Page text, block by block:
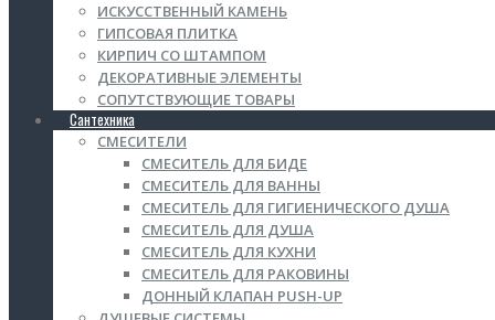
ИСКУССТВЕННЫЙ КАМЕНЬ
ГИПСОВАЯ ПЛИТКА
КИРПИЧ СО ШТАМПОМ
ДЕКОРАТИВНЫЕ ЭЛЕМЕНТЫ
СОПУТСТВУЮЩИЕ ТОВАРЫ
Сантехника
СМЕСИТЕЛИ
СМЕСИТЕЛЬ ДЛЯ БИДЕ
СМЕСИТЕЛЬ ДЛЯ ВАННЫ
СМЕСИТЕЛЬ ДЛЯ ГИГИЕНИЧЕСКОГО ДУША
СМЕСИТЕЛЬ ДЛЯ ДУША
СМЕСИТЕЛЬ ДЛЯ КУХНИ
СМЕСИТЕЛЬ ДЛЯ РАКОВИНЫ
ДОННЫЙ КЛАПАН PUSH-UP